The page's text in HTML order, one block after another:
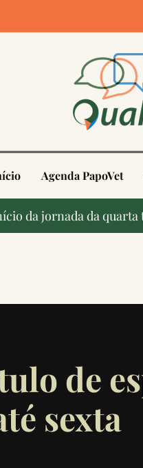
Agenda PapoVet
da jornada da
de
sexta